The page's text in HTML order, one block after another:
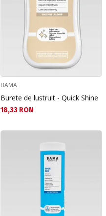
BAMA
Burete de lustruit - Quick Shine
Текуща цена:
18,33 RON